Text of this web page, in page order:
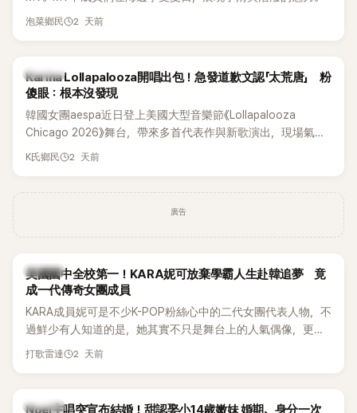
泡菜鄉民 2 天前
K-POP
Karina Lollapalooza開唱出包！急發道歉文認「太荒唐」 粉
傻眼：根本沒發現
韓國女團aespa近日登上美國大型音樂節《Lollapalooza
Chicago 2026》舞台，帶來多首代表作與新歌演出，現場氣氛
嗨翻。不過，成員Karina卻在演出後主動坦承，自己因為太緊
K氏鄉民 2 天前
廣告
K-POP
美國國中全校第一！KARA妮可放棄學霸人生赴韓追夢 竟
成一代傳奇女團成員
KARA成員妮可是不少K-POP粉絲心中的二代女團代表人物，不
過鮮少有人知道的是，她其實不只是舞台上的人氣偶像，更是
一名不折不扣的學霸。她日前在節目中透露，自己在美國就讀
打歌雷達 2 天前
K-POP
Noel主唱突宣布結婚！甜認娶小14歲嫩妹 婚期、身分一次